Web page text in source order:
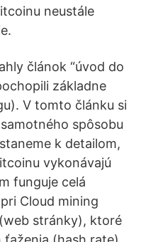
neustále
článok “úvod do
základne
V tomto článku si
spôsobu
k detailom,
vykonávajú
funguje celá
Cloud mining
stránky), ktoré